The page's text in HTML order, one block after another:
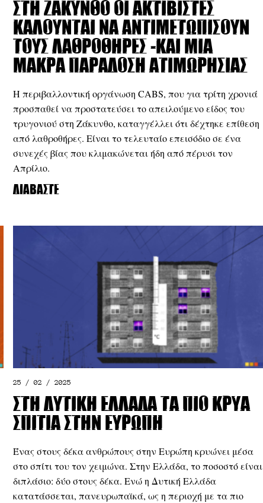
Στη Ζάκυνθο οι ακτιβιστές
καλούνται να αντιμετωπίσουν
τους λαθροθήρες -και μία
μακρά παράδοση ατιμωρησίας
Η περιβαλλοντική οργάνωση CABS, που για τρίτη χρονιά
προσπαθεί να προστατεύσει το απειλούμενο είδος του
τρυγονιού στη Ζάκυνθο, καταγγέλλει ότι δέχτηκε επίθεση
από λαθροθήρες. Είναι το τελευταίο επεισόδιο σε ένα
συνεχές βίας που κλιμακώνεται ήδη από πέρυσι τον
Απρίλιο.
Διαβάστε
25 / 02 / 2025
Στη Δυτική Ελλάδα τα πιο κρύα
σπίτια στην Ευρώπη
Ένας στους δέκα ανθρώπους στην Ευρώπη κρυώνει μέσα
στο σπίτι του τον χειμώνα. Στην Ελλάδα, το ποσοστό είναι
διπλάσιο: δύο στους δέκα. Ενώ η Δυτική Ελλάδα
κατατάσσεται, πανευρωπαϊκά, ως η περιοχή με τα πιο